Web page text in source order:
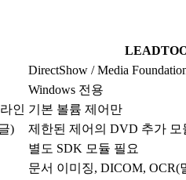
DirectShow / Media
Windows 전용
인 기본 볼륨 제어만
)
제한된 제어의 DVD 추가 모
별도 SDK 모듈 필요
문서 이미징, DICOM, OCR(